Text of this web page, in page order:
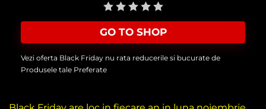
GO TO SHOP
Vezi oferta Black Friday nu rata reducerile si bucurate de
Produsele tale Preferate